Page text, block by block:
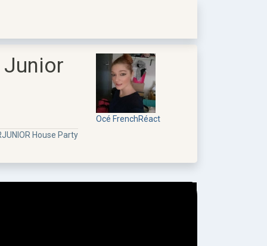
Junior
House Party
Océ FrenchRéact